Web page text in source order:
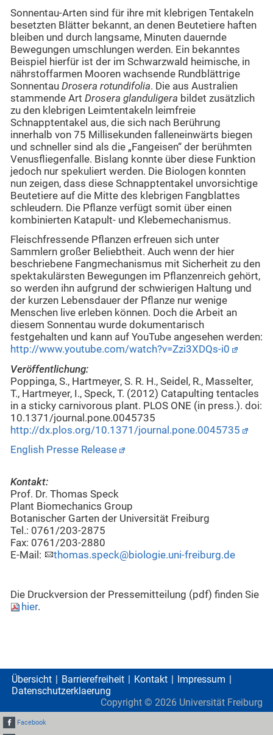
Sonnentau-Arten sind für ihre mit klebrigen Tentakeln
besetzten Blätter bekannt, an denen Beutetiere haften
bleiben und durch langsame, Minuten dauernde
Bewegungen umschlungen werden. Ein bekanntes
Beispiel hierfür ist der im Schwarzwald heimische, in
nährstoffarmen Mooren wachsende Rundblättrige
Sonnentau Drosera rotundifolia. Die aus Australien
stammende Art Drosera glanduligera bildet zusätzlich
zu den klebrigen Leimtentakeln leimfreie
Schnapptentakel aus, die sich nach Berührung
innerhalb von 75 Millisekunden falleneinwärts biegen
und schneller sind als die „Fangeisen“ der berühmten
Venusfliegenfalle. Bislang konnte über diese Funktion
jedoch nur spekuliert werden. Die Biologen konnten
nun zeigen, dass diese Schnapptentakel unvorsichtige
Beutetiere auf die Mitte des klebrigen Fangblattes
schleudern. Die Pflanze verfügt somit über einen
kombinierten Katapult- und Klebemechanismus.
Fleischfressende Pflanzen erfreuen sich unter
Sammlern großer Beliebtheit. Auch wenn der hier
beschriebene Fangmechanismus mit Sicherheit zu den
spektakulärsten Bewegungen im Pflanzenreich gehört,
so werden ihn aufgrund der schwierigen Haltung und
der kurzen Lebensdauer der Pflanze nur wenige
Menschen live erleben können. Doch die Arbeit an
diesem Sonnentau wurde dokumentarisch
festgehalten und kann auf YouTube angesehen werden:
http://www.youtube.com/watch?v=Zzi3XDQs-i0
Veröffentlichung:
Poppinga, S., Hartmeyer, S. R. H., Seidel, R., Masselter,
T., Hartmeyer, I., Speck, T. (2012) Catapulting tentacles
in a sticky carnivorous plant. PLOS ONE (in press.). doi:
10.1371/journal.pone.0045735
http://dx.plos.org/10.1371/journal.pone.0045735
English Presse Release
Kontakt:
Prof. Dr. Thomas Speck
Plant Biomechanics Group
Botanischer Garten der Universität Freiburg
Tel.: 0761/203-2875
Fax: 0761/203-2880
E-Mail:
thomas.speck@biologie.uni-freiburg.de
Die Druckversion der Pressemitteilung (pdf) finden Sie
hier.
Übersicht Barrierefreiheit Kontakt
Impressum
Datenschutzerklaerung
Copyright © 2026 Universität Freiburg
Facebook